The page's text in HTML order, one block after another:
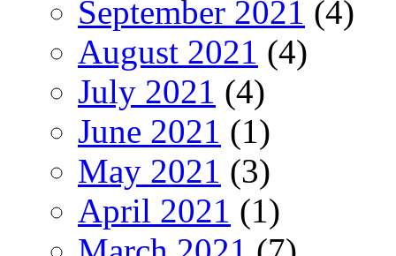
September 2021 (4)
August 2021 (4)
July 2021 (4)
June 2021 (1)
May 2021 (3)
April 2021 (1)